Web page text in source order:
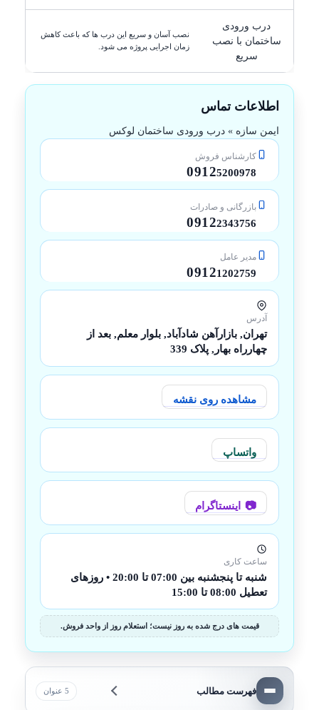
درب ورودی
ساختمان با نصب
سریع
نصب آسان و سریع این درب ها که باعث کاهش
زمان اجرایی پروژه می شود.
اطلاعات تماس
ایمن سازه » درب ورودی ساختمان لوکس
کارشناس فروش
09125200978
بازرگانی و صادرات
09122343756
مدیر عامل
09121202759
آدرس
تهران, بازارآهن شادآباد, بلوار معلم, بعد از
چهارراه بهار, پلاک 339
مشاهده روی نقشه
واتساپ
اینستاگرام
ساعت کاری
شنبه تا پنجشنبه بین 07:00 تا 20:00 • روزهای
تعطیل 08:00 تا 15:00
قیمت های درج شده به روز نیست؛ استعلام روز از واحد فروش.
فهرست مطالب 5 عنوان